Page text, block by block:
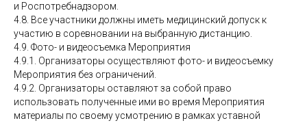
и Роспотребнадзором.
4.8. Все участники должны иметь медицинский допуск к
участию в соревновании на выбранную дистанцию.
4.9. Фото- и видеосъемка Мероприятия
4.9.1. Организаторы осуществляют фото- и видеосъемку
Мероприятия без ограничений.
4.9.2. Организаторы оставляют за собой право
использовать полученные ими во время Мероприятия
материалы по своему усмотрению в рамках уставной